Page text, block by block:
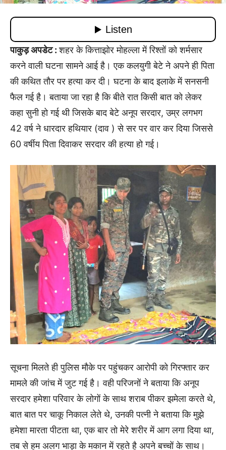
पाकुड़ अपडेट :शहर के कित्ताझोर मोहल्ला में रिश्तों को शर्मसार
करने वाली घटना सामने आई है। एक कलयुगी बेटे ने अपने ही पिता
की कथित तौर पर हत्या कर दी। घटना के बाद इलाके में सनसनी
फैल गई है। बताया जा रहा है कि बीते रात किसी बात को लेकर
कहा सुनी हो गई थी जिसके बाद बेटे अनूप सरदार, उम्र लगभग
42 वर्ष ने धारदार हथियार (दाव ) से सर पर वार कर दिया जिससे
60 वर्षीय पिता दिवाकर सरदार की हत्या हो गई।
सूचना मिलते ही पुलिस मौके पर पहुंचकर आरोपी को गिरफ्तार कर
मामले की जांच में जुट गई है। वही परिजनों ने बताया कि अनूप
सरदार हमेशा परिवार के लोगों के साथ शराब पीकर झमेला करते थे,
बात बात पर चाकू निकाल लेते थे, उनकी पत्नी ने बताया कि मुझे
हमेशा मारता पीटता था, एक बार तो मेरे शरीर में आग लगा दिया था,
तब से हम अलग भाड़ा के मकान में रहते है अपने बच्चों के साथ।